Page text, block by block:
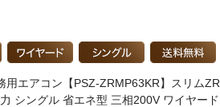
用エアコン【PSZ-ZRMP63KR】スリムZR
シングル 省エネ型 三相200V ワイヤード